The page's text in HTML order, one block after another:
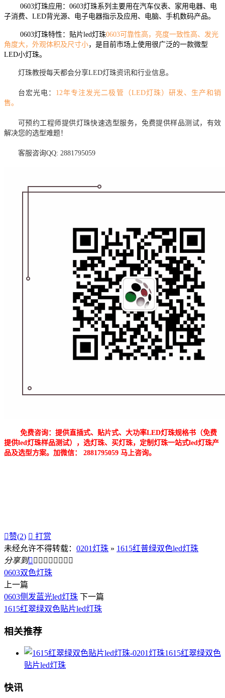
0603灯珠应用：0603灯珠系列主要用在汽车仪表、家用电器、电
子消费、LED背光源、电子电器指示及应用、电脑、手机数码产品。
0603灯珠特性：贴片led灯珠0603可靠性高，亮度一致性高、发光
角度大，外观体积及尺寸小，是目前市场上使用很广泛的一款微型
LED小灯珠。
灯珠教授每天都会分享LED灯珠资讯和行业信息。
台宏光电： 12年专注发光二极管（LED灯珠）研发、生产和销
售。
可预约工程师提供灯珠快速选型服务，免费提供样品测试，有效
解决您的选型难题！
客服咨询QQ: 2881795059
免费咨询：提供直插式、贴片式、大功率LED灯珠规格书（免费
提供led灯珠样品测试），选灯珠、买灯珠，定制灯珠一站式led灯珠产
品及选型方案。加微信： 2881795059 马上咨询。
赞(2)  打赏
未经允许不得转载： 0201灯珠 » 1615红普绿双色led灯珠
分享到        
0603双色灯珠
上一篇
0603侧发蓝光led灯珠 下一篇
1615红翠绿双色贴片led灯珠
相关推荐
1615红翠绿双色
贴片led灯珠
快讯